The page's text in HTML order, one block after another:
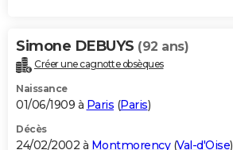
Simone DEBUYS (92 ans)
Créer une cagnotte obsèques
Naissance
01/06/1909 à Paris (Paris)
Décès
24/02/2002 à Montmorency(Val-d'Oise)